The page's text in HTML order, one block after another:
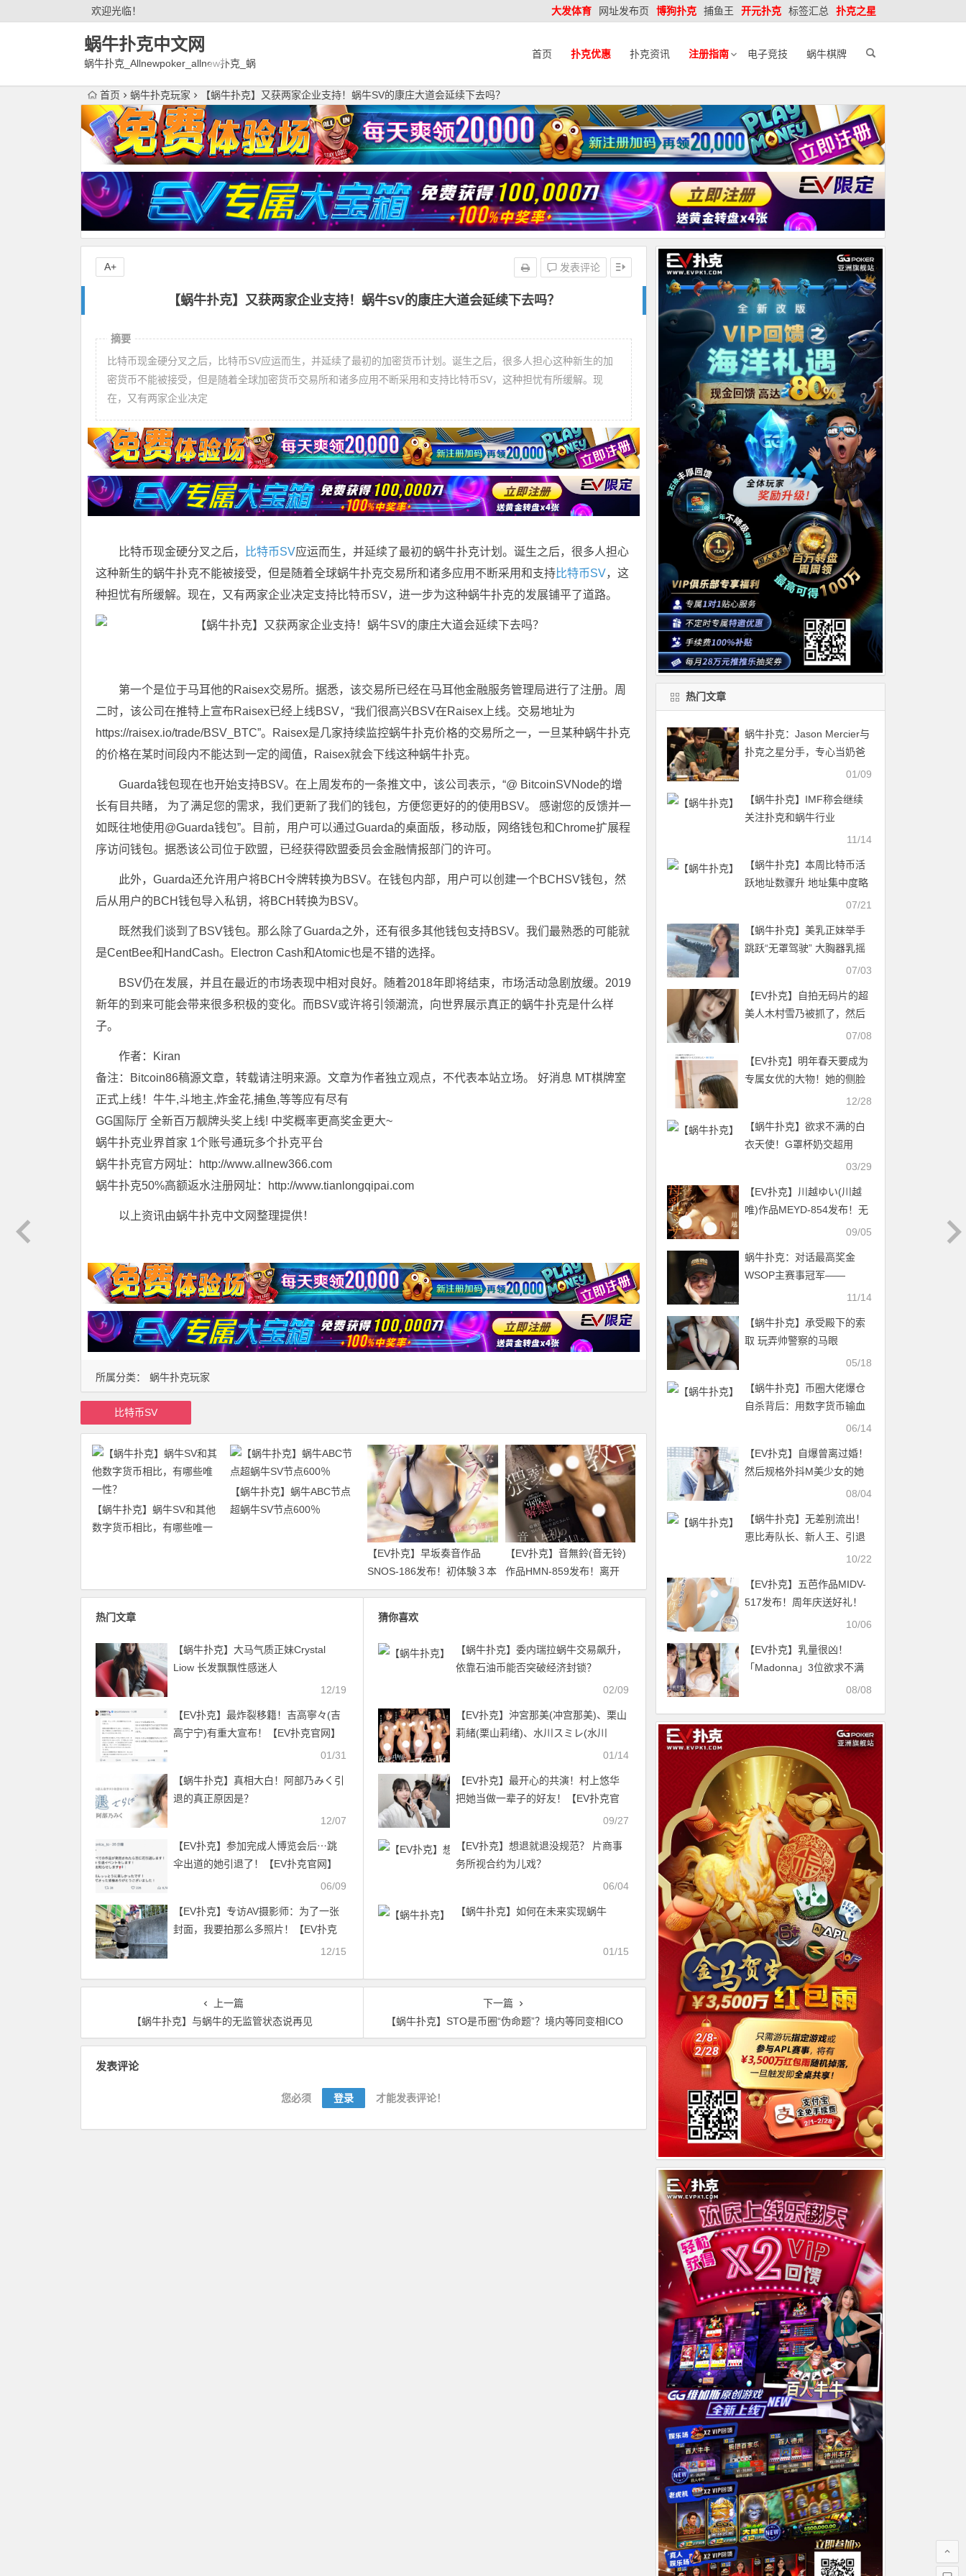
欢迎光临！ 大发体育 网址发布页 博狗扑克 捕鱼王 开元扑克 标签汇总 扑克之星
蜗牛扑克中文网
蜗牛扑克_Allnewpoker_allnew扑克_蜗
首页 扑克优惠 扑克资讯 注册指南 电子竞技 蜗牛棋牌
首页 蜗牛扑克玩家 【蜗牛扑克】又获两家企业支持！蜗牛SV的康庄大道会延续下去吗？
【蜗牛扑克】又获两家企业支持！蜗牛SV的康庄大道会延续下去吗？
发表评论
A+
所属分类： 蜗牛扑克玩家
摘要
比特币现金硬分叉之后，比特币SV应运而生，并延续了最初的加密货币计划。诞生之后，很多人担心这种新生的加
密货币不能被接受，但是随着全球加密货币交易所和诸多应用不断采用和支持比特币SV，这种担忧有所缓解。现
在，又有两家企业决定
比特币现金硬分叉之后， 比特币SV应运而生，并延续了最初的蜗牛扑克计划。诞生之后，很多人担心
这种新生的蜗牛扑克不能被接受，但是随着全球蜗牛扑克交易所和诸多应用不断采用和支持比特币SV，这
种担忧有所缓解。现在，又有两家企业决定支持比特币SV，进一步为这种蜗牛扑克的发展铺平了道路。
第一个是位于马耳他的Raisex交易所。据悉，该交易所已经在马耳他金融服务管理局进行了注册。周
二时，该公司在推特上宣布Raisex已经上线BSV，“我们很高兴BSV在Raisex上线。交易地址为
https://raisex.io/trade/BSV_BTC”。Raisex是几家持续监控蜗牛扑克价格的交易所之一，一旦某种蜗牛扑克
的价格在某时间段内不能达到一定的阈值，Raisex就会下线这种蜗牛扑克。
Guarda钱包现在也开始支持BSV。在上周发布的一条推文中，该公司表示，“@ BitcoinSVNode的增
长有目共睹， 为了满足您的需求，我们更新了我们的钱包，方便您更好的的使用BSV。 感谢您的反馈并一
如既往地使用@Guarda钱包”。目前，用户可以通过Guarda的桌面版，移动版，网络钱包和Chrome扩展程
序访问钱包。据悉该公司位于欧盟，已经获得欧盟委员会金融情报部门的许可。
此外，Guarda还允许用户将BCH令牌转换为BSV。在钱包内部，用户可以创建一个BCHSV钱包，然
后从用户的BCH钱包导入私钥，将BCH转换为BSV。
既然我们谈到了BSV钱包。那么除了Guarda之外，还有很多其他钱包支持BSV。我们最熟悉的可能就
是CentBee和HandCash。Electron Cash和Atomic也是不错的选择。
BSV仍在发展，并且在最近的市场表现中相对良好。随着2018年即将结束，市场活动急剧放缓。2019
新年的到来可能会带来很多积极的变化。而BSV或许将引领潮流，向世界展示真正的蜗牛扑克是什么样
子。
作者：Kiran
备注：Bitcoin86稿源文章，转载请注明来源。文章为作者独立观点，不代表本站立场。 好消息 MT棋牌室
正式上线！牛牛,斗地主,炸金花,捕鱼,等等应有尽有
GG国际厅 全新百万靓牌头奖上线! 中奖概率更高奖金更大~
蜗牛扑克业界首家 1个账号通玩多个扑克平台
蜗牛扑克官方网址：http://www.allnew366.com
蜗牛扑克50%高额返水注册网址：http://www.tianlongqipai.com
以上资讯由蜗牛扑克中文网整理提供！
比特币SV
【蜗牛扑克】蜗牛SV和其他
数字货币相比，有哪些唯一
【蜗牛扑克】蜗牛ABC节点
超蜗牛SV节点600％
【EV扑克】早坂奏音作品
SNOS-186发布！初体験３本
番！他的美好BODY要被污染
【EV扑克】音無鈴(音无铃)
作品HMN-859发布！离开
S1！她被妈妈卖了中出解
热门文章
【蜗牛扑克】大马气质正妹Crystal
Liow 长发飘飘性感迷人
12/19
【EV扑克】最炸裂移籍！吉高寧々(吉
高宁宁)有重大宣布！【EV扑克官网】
01/31
【蜗牛扑克】真相大白！阿部乃みく引
退的真正原因是？
12/07
【EV扑克】参加完成人博览会后⋯跳
伞出道的她引退了！【EV扑克官网】
06/09
【EV扑克】专访AV摄影师：为了一张
封面，我要拍那么多照片！【EV扑克
12/15
猜你喜欢
【蜗牛扑克】委内瑞拉蜗牛交易飙升，
依靠石油币能否突破经济封锁？
02/09
【EV扑克】沖宮那美(冲宫那美)、栗山
莉緒(栗山莉绪)、水川スミレ(水川
堇)、竹内有紀(竹内有纪)共演作品
后成肉便器！【EV扑克官网】
01/14
【EV扑克】最开心的共演！村上悠华
把她当做一辈子的好友！【EV扑克官
09/27
【EV扑克】想退就退没规范？ 片商事
务所视合约为儿戏？
06/04
【蜗牛扑克】如何在未来实现蜗牛
01/15
上一篇
【蜗牛扑克】与蜗牛的无监管状态说再见
下一篇
【蜗牛扑克】STO是币圈“伪命题”？境内等同变相ICO
发表评论
您必须 登录 才能发表评论！
热门文章
蜗牛扑克：Jason Mercier与
扑克之星分手，专心当奶爸
01/09
【蜗牛扑克】IMF称会继续
关注扑克和蜗牛行业
11/14
【蜗牛扑克】本周比特币活
跃地址数骤升 地址集中度略
07/21
【蜗牛扑克】美乳正妹举手
跳跃“无罩驾驶” 大胸器乳摇
07/03
【EV扑克】自拍无码片的超
美人木村雪乃被抓了，然后
07/08
【EV扑克】明年春天要成为
专属女优的大物！她的侧脸
给你看！【EV扑克官网】12/28
【蜗牛扑克】欲求不满的白
衣天使！G罩杯奶交超用
力！月见伊织胸悍登场！ …
03/29
【EV扑克】川越ゆい(川越
唯)作品MEYD-854发布！无
码很多的她回来啦！新一代
网】
09/05
蜗牛扑克：对话最高奖金
WSOP主赛事冠军——
11/14
【蜗牛扑克】承受殿下的索
取 玩弄帅警察的马眼
05/18
【蜗牛扑克】币圈大佬爆仓
自杀背后：用数字货币输血
06/14
【EV扑克】自爆曾离过婚！
然后规格外抖M美少女的她
要二婚引退了！【EV扑克官
08/04
【蜗牛扑克】无差别流出！
恵比寿队长、新人王、引退
的童颜巨乳都中枪！ …10/22
【EV扑克】五芭作品MIDV-
517发布！周年庆送好礼！
过度敏感的她解禁了！【EV
10/06
【EV扑克】乳量很凶！
「Madonna」3位欲求不满
的人妻下海出道！【EV扑克
08/08